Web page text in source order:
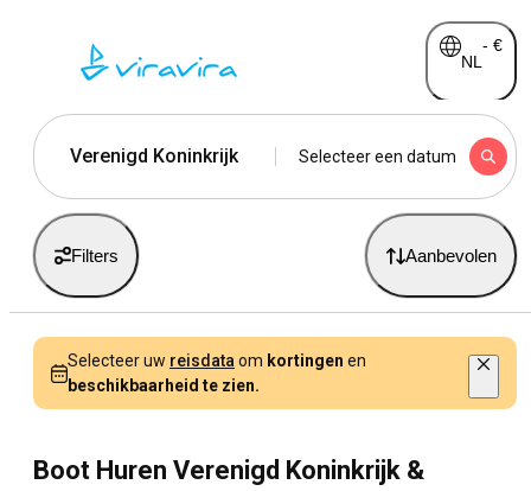
NL
- €
Verenigd Koninkrijk Selecteer een datum
Filters Aanbevolen
Selecteer uw reisdata om kortingen en
beschikbaarheid te zien.
Boot Huren Verenigd Koninkrijk &